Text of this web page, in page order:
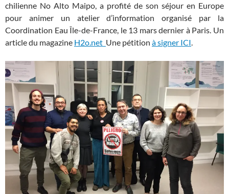
chilienne No Alto Maipo, a profité de son séjour en Europe
pour animer un atelier d’information organisé par la
Coordination Eau Île-de-France, le 13 mars dernier à Paris. Un
article du magazine H2o.net Une pétition à signer ICI.